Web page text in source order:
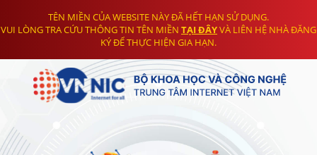
TÊN MIỀN CỦA WEBSITE NÀY ĐÃ HẾT HẠN SỬ DỤNG.
VUI LÒNG TRA CỨU THÔNG TIN TÊN MIỀN TẠI ĐÂYVÀ LIÊN HỆ NHÀ ĐĂNG
KÝ ĐỂ THỰC HIỆN GIA HẠN.